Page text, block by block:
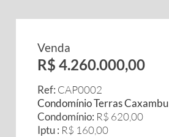
Venda
R$ 4.260.000,00
Ref: CAP0002
Condomínio Terras Caxambu
Condomínio: R$ 620,00
Iptu : R$ 160,00